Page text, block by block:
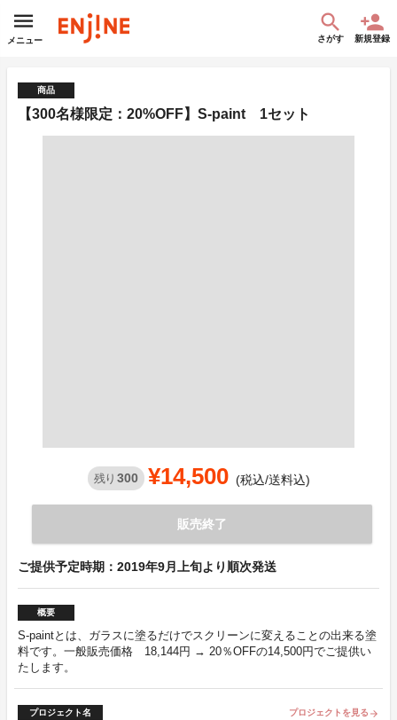
メニュー さがす 新規登録
商品
【300名様限定：20%OFF】S-paint 1セット
残り 300 ¥14,500 (税込/送料込)
販売終了
ご提供予定時期：2019年9月上旬より順次発送
概要
S-paintとは、ガラスに塗るだけでスクリーンに変えることの出来る塗
料です。一般販売価格 18,144円 → 20％OFFの14,500円でご提供い
たします。
プロジェクト名 プロジェクトを見る arrow_forward